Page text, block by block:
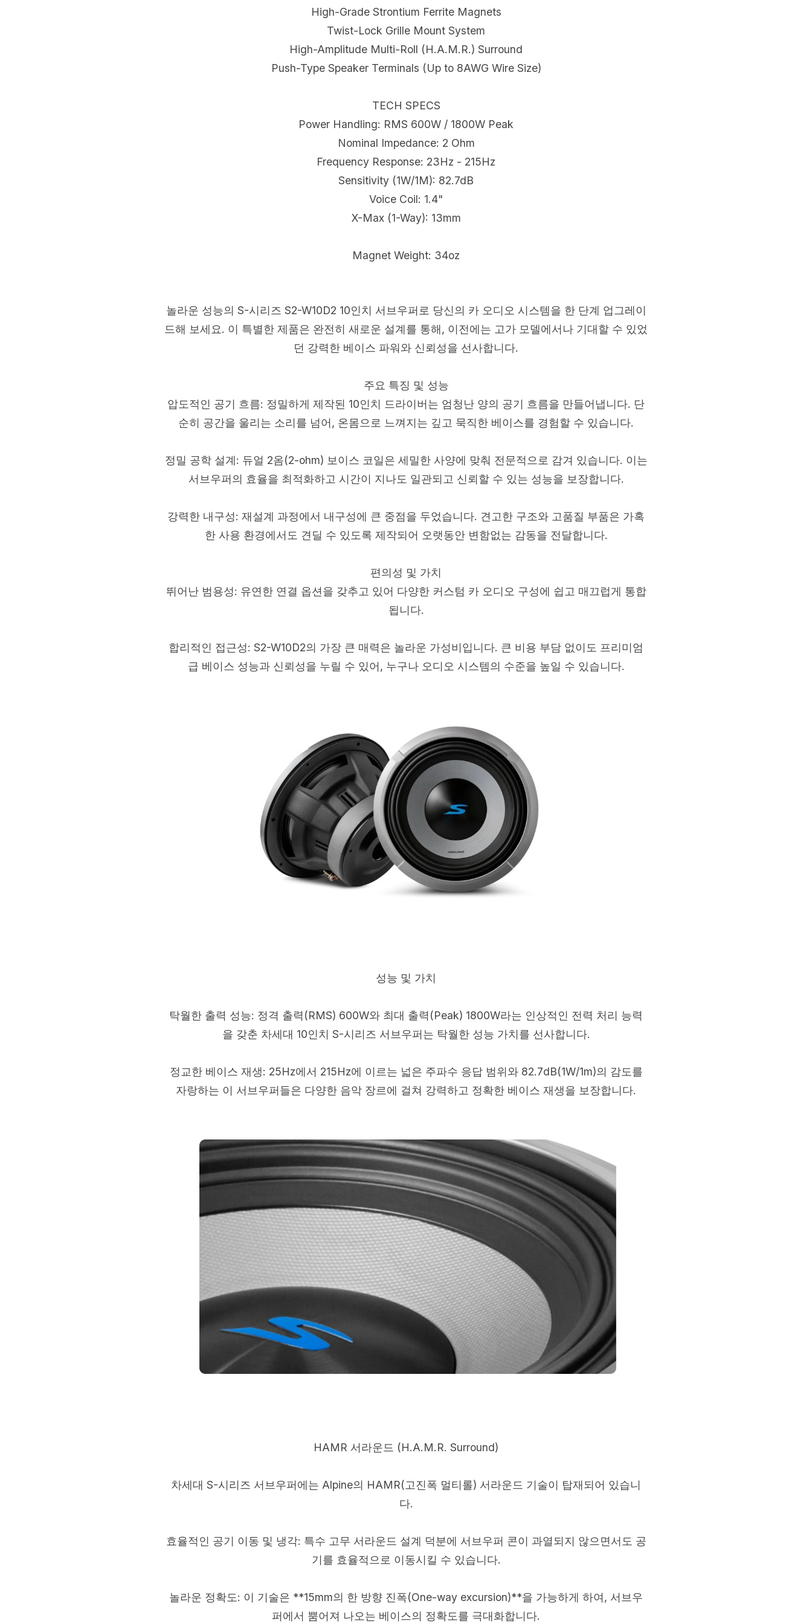
High-Grade Strontium Ferrite Magnets
Twist-Lock Grille Mount System
High-Amplitude Multi-Roll (H.A.M.R.) Surround
Push-Type Speaker Terminals (Up to 8AWG Wire Size)
TECH SPECS
Power Handling: RMS 600W / 1800W Peak
Nominal Impedance: 2 Ohm
Frequency Response: 23Hz - 215Hz
Sensitivity (1W/1M): 82.7dB
Voice Coil: 1.4"
X-Max (1-Way): 13mm
Magnet Weight: 34oz
놀라운 성능의 S-시리즈 S2-W10D2 10인치 서브우퍼로 당신의 카 오디오 시스템을 한 단계 업그레이
드해 보세요. 이 특별한 제품은 완전히 새로운 설계를 통해, 이전에는 고가 모델에서나 기대할 수 있었
던 강력한 베이스 파워와 신뢰성을 선사합니다.
주요 특징 및 성능
압도적인 공기 흐름: 정밀하게 제작된 10인치 드라이버는 엄청난 양의 공기 흐름을 만들어냅니다. 단
순히 공간을 울리는 소리를 넘어, 온몸으로 느껴지는 깊고 묵직한 베이스를 경험할 수 있습니다.
정밀 공학 설계: 듀얼 2옴(2-ohm) 보이스 코일은 세밀한 사양에 맞춰 전문적으로 감겨 있습니다. 이는
서브우퍼의 효율을 최적화하고 시간이 지나도 일관되고 신뢰할 수 있는 성능을 보장합니다.
강력한 내구성: 재설계 과정에서 내구성에 큰 중점을 두었습니다. 견고한 구조와 고품질 부품은 가혹
한 사용 환경에서도 견딜 수 있도록 제작되어 오랫동안 변함없는 감동을 전달합니다.
편의성 및 가치
뛰어난 범용성: 유연한 연결 옵션을 갖추고 있어 다양한 커스텀 카 오디오 구성에 쉽고 매끄럽게 통합
됩니다.
합리적인 접근성: S2-W10D2의 가장 큰 매력은 놀라운 가성비입니다. 큰 비용 부담 없이도 프리미엄
급 베이스 성능과 신뢰성을 누릴 수 있어, 누구나 오디오 시스템의 수준을 높일 수 있습니다.
성능 및 가치
탁월한 출력 성능: 정격 출력(RMS) 600W와 최대 출력(Peak) 1800W라는 인상적인 전력 처리 능력
을 갖춘 차세대 10인치 S-시리즈 서브우퍼는 탁월한 성능 가치를 선사합니다.
정교한 베이스 재생: 25Hz에서 215Hz에 이르는 넓은 주파수 응답 범위와 82.7dB(1W/1m)의 감도를
자랑하는 이 서브우퍼들은 다양한 음악 장르에 걸쳐 강력하고 정확한 베이스 재생을 보장합니다.
HAMR 서라운드 (H.A.M.R. Surround)
차세대 S-시리즈 서브우퍼에는 Alpine의 HAMR(고진폭 멀티롤) 서라운드 기술이 탑재되어 있습니
다.
효율적인 공기 이동 및 냉각: 특수 고무 서라운드 설계 덕분에 서브우퍼 콘이 과열되지 않으면서도 공
기를 효율적으로 이동시킬 수 있습니다.
놀라운 정확도: 이 기술은 **15mm의 한 방향 진폭(One-way excursion)**을 가능하게 하여, 서브우
퍼에서 뿜어져 나오는 베이스의 정확도를 극대화합니다.